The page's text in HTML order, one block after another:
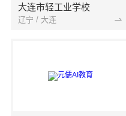
大连市轻工业学校
辽宁 / 大连